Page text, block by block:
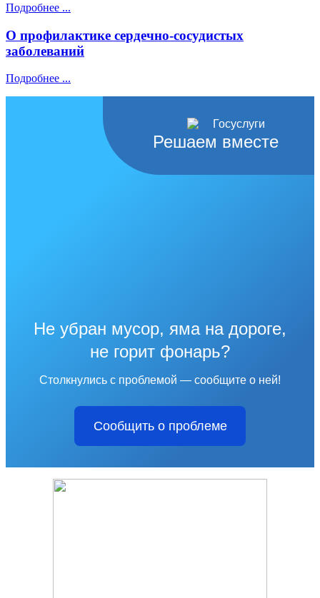
Подробнее ...
О профилактике сердечно-сосудистых
заболеваний
Подробнее ...
Решаем вместе
Не убран мусор, яма на дороге,
не горит фонарь?
Столкнулись с проблемой — сообщите о ней!
Сообщить о проблеме